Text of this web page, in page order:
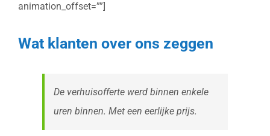
animation_offset=””]
Wat klanten over ons zeggen
De verhuisofferte werd binnen enkele
uren binnen. Met een eerlijke prijs.